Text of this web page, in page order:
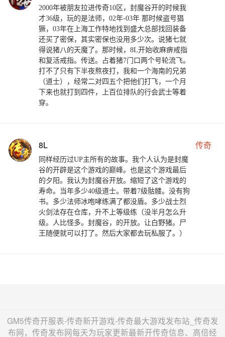
2000年被朋友拉进传奇10区，封魔谷开的时候我
才36级，玩的是法师，02年-03年 那时候盗号猖
獗，03年在上海工作特地找到盛大总部找回装备
还买了密保，其实密保也没用多少次。说猪七就
得说猪八的天魔了。那时候，8L开始收麻痹戒指
和复活戒指。传送。占着猪7门口两个号轮流飞。
打不了只有下半夜熬夜打，我和一个海南的兄弟
（道士），经常二对四五个把他们打飞，一个月
下来也就打到四件，上百位排队的行会武士等着
穿。
8L 传奇
同样经历过UP主所有的故事。我个人认为是封魔
谷的开辟是这个游戏的巅峰。也是这个游戏最后
的夕阳。我认为封魔谷开放。缩短了这个游戏的
寿命。当年多少40级道士。带着7级骷髅。没有狗
书。多少法师冰咆哮练满了都没盾。多少战士烈
火剑法存在仓库，升不上等级练（没半月怎么升
级。人比怪多。封魔谷，的开放。让白野猪。尸
王随便就可以打了。然后大家都去玩私服了。）
GM5传奇开服表-传奇新开游戏-传奇最大游戏发布站_传奇发
布网，传奇发布网每天为玩家更新最新开传奇信息、高倍经